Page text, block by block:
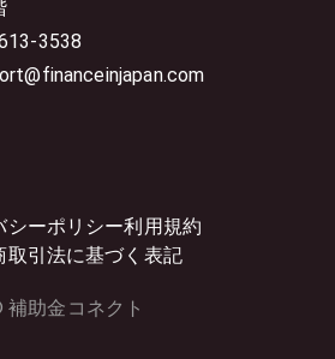
3538
シーポリシー利用規約
取引法に基づく表記
補助金コネクト